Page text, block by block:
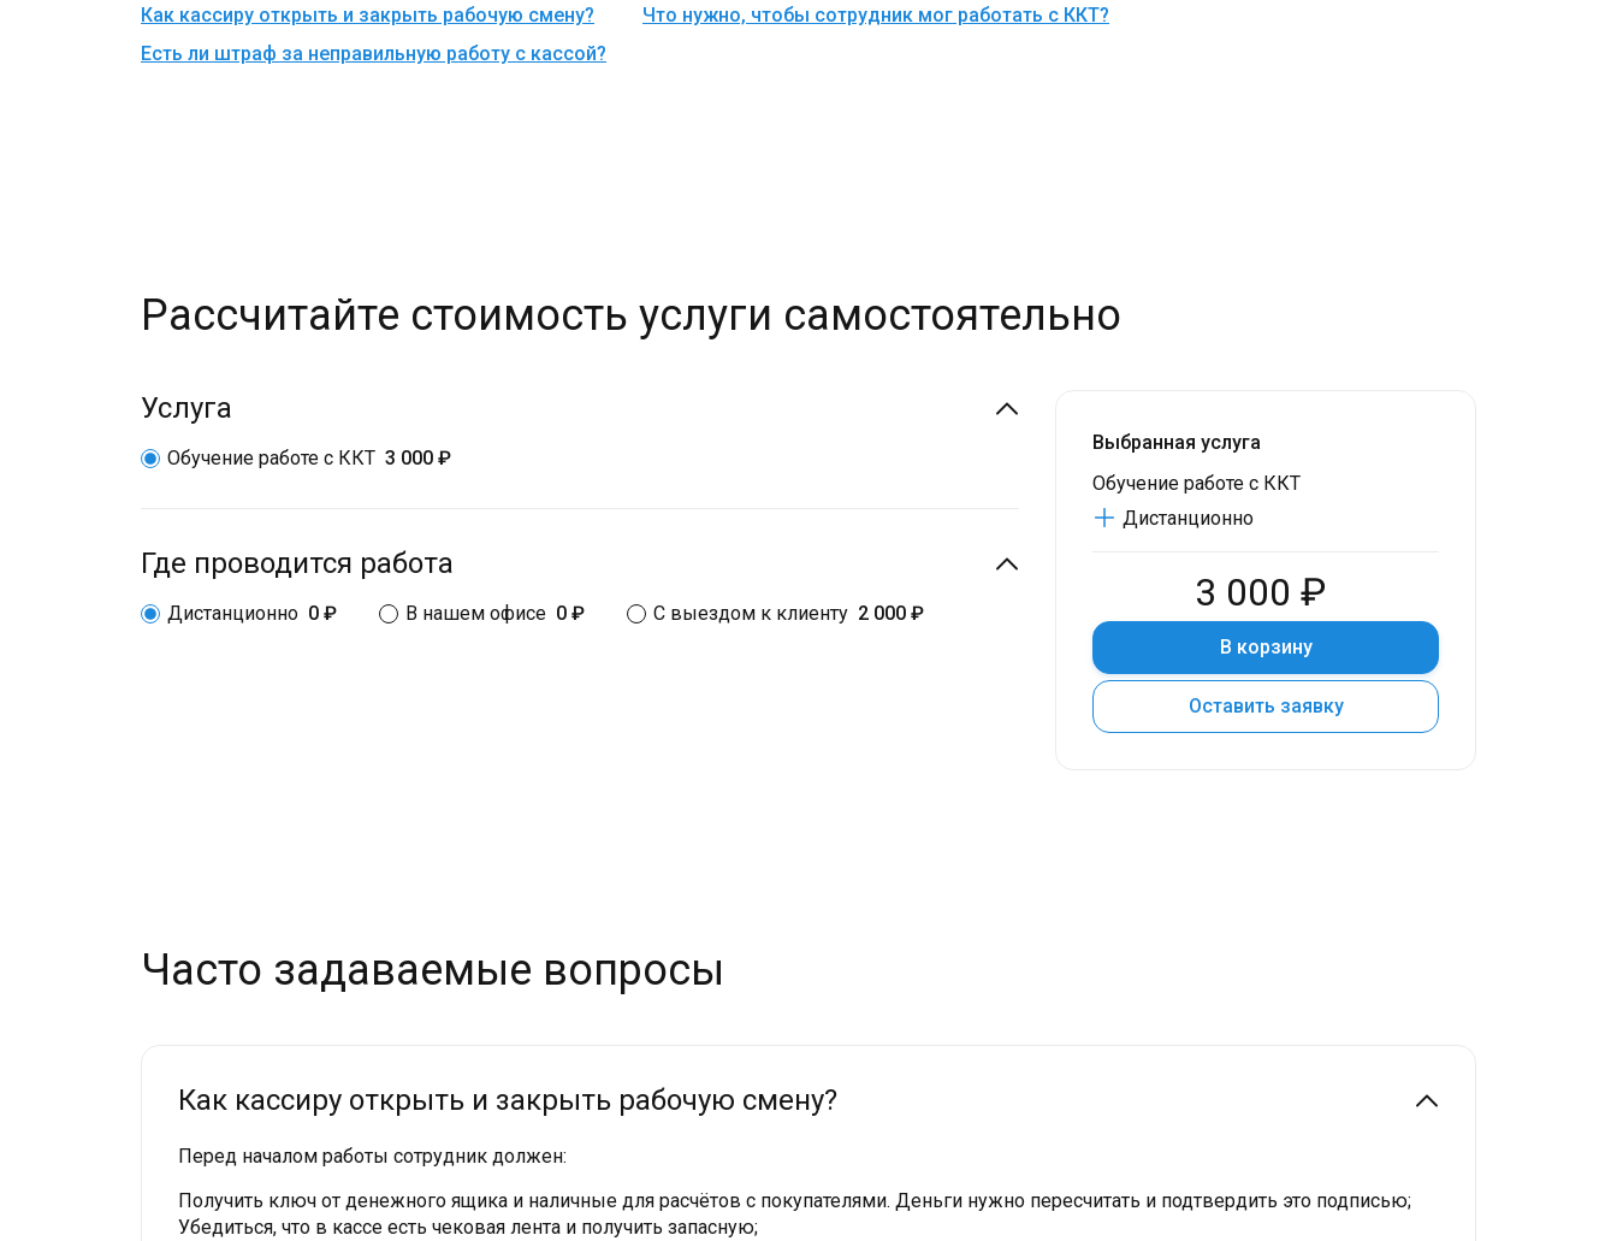
Как кассиру открыть и закрыть рабочую смену?
Что нужно, чтобы сотрудник мог работать с ККТ?
Есть ли штраф за неправильную работу с кассой?
Рассчитайте стоимость услуги самостоятельно
Услуга
Обучение работе с ККТ 3 000 ₽
Где проводится работа
Дистанционно 0 ₽ В нашем офисе 0 ₽ С выездом к клиенту 2 000 ₽
Выбранная услуга
Обучение работе с ККТ
Дистанционно
3 000 ₽
В корзину
Оставить заявку
Часто задаваемые вопросы
Как кассиру открыть и закрыть рабочую смену?
Перед началом работы сотрудник должен:
Получить ключ от денежного ящика и наличные для расчётов с покупателями. Деньги нужно пересчитать и подтвердить это подписью;
Убедиться, что в кассе есть чековая лента и получить запасную;